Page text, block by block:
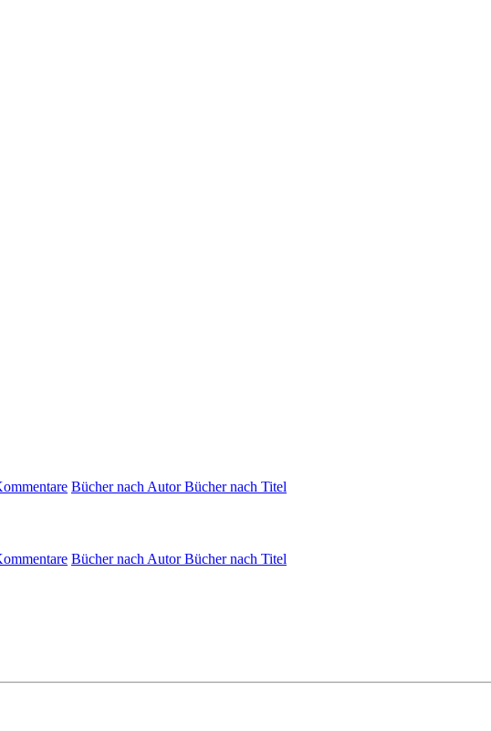
Bücher nach AutorBücher nach Titel
Bücher nach AutorBücher nach Titel